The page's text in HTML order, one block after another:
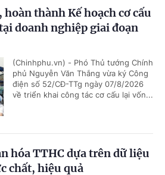
thành Kế hoạch cơ cấu
doanh nghiệp giai đoạn
(Chinhphu.vn) - Phó Thủ tướng Chính
phủ Nguyễn Văn Thắng vừa ký Công
điện số 52/CĐ-TTg ngày 07/8/2026
về triển khai công tác cơ cấu lại vốn...
hóa TTHC dựa trên dữ liệu
chất, hiệu quả